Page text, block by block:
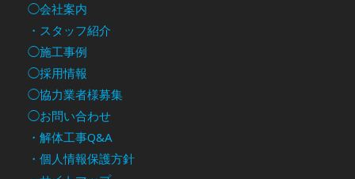
◯会社案内
・スタッフ紹介
◯施工事例
◯採用情報
◯協力業者様募集
◯お問い合わせ
・解体工事Q&A
・個人情報保護方針